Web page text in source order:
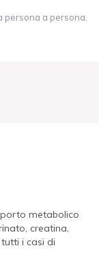
persona a persona.
metabolico
creatina,
i casi di